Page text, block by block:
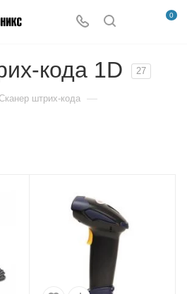
0
кода 1D 27
Сканер штрих-кода —